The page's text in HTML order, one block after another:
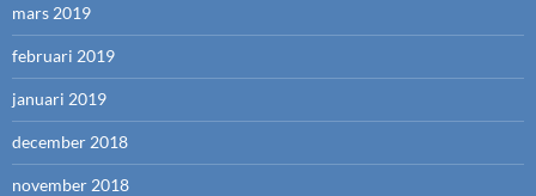
mars 2019
februari 2019
januari 2019
december 2018
november 2018